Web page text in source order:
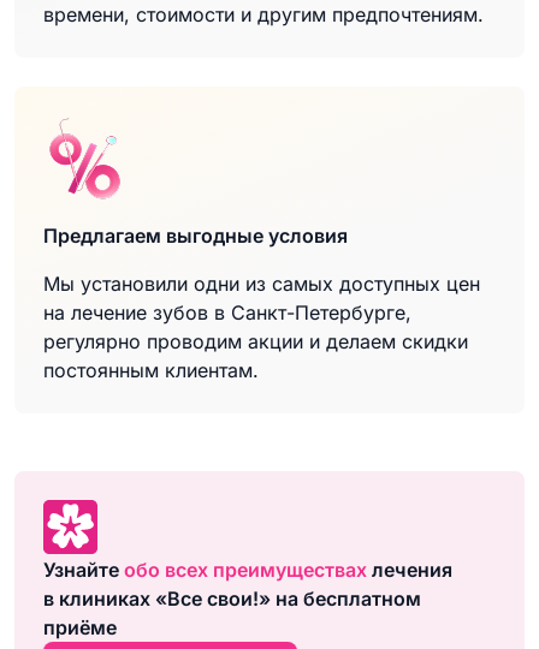
времени, стоимости и другим предпочтениям.
Предлагаем выгодные условия
Мы установили одни из самых доступных цен
на лечение зубов в Санкт-Петербурге,
регулярно проводим акции и делаем скидки
постоянным клиентам.
Узнайте обо всех преимуществах лечения
в клиниках «Все свои!» на бесплатном
приёме